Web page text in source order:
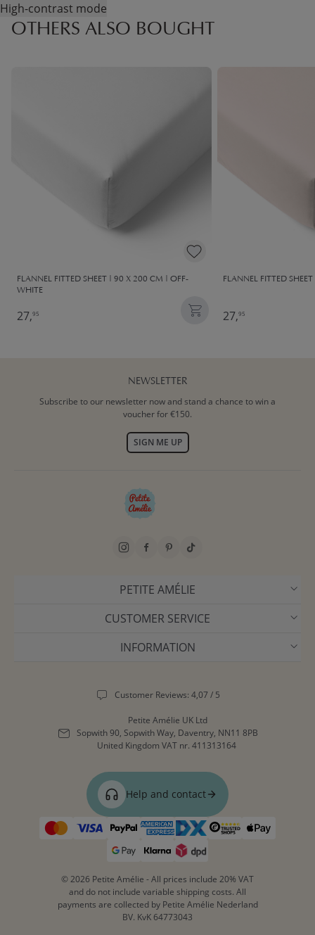
High-contrast mode
OTHERS ALSO BOUGHT
FLANNEL FITTED SHEET | 90 X 200 CM | OFF-
WHITE
27,95
FLANNEL FITTED
27,95
NEWSLETTER
Subscribe to our newsletter now and stand a chance to win a
voucher for €150.
SIGN ME UP
PETITE AMÉLIE
CUSTOMER SERVICE
INFORMATION
Customer Reviews: 4,07 / 5
Petite Amélie UK Ltd
Sopwith 90, Sopwith Way, Daventry, NN11 8PB
United Kingdom VAT nr. 411313164
Help and contact
© 2026 Petite Amélie - All prices include 20% VAT
and do not include variable shipping costs. All
payments are collected by Petite Amélie Nederland
BV. KvK 64773043